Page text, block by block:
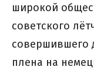
широкой
советского
совершившего
плена на